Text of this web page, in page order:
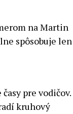
na Martin
spôsobuje len
pre vodičov.
kruhový